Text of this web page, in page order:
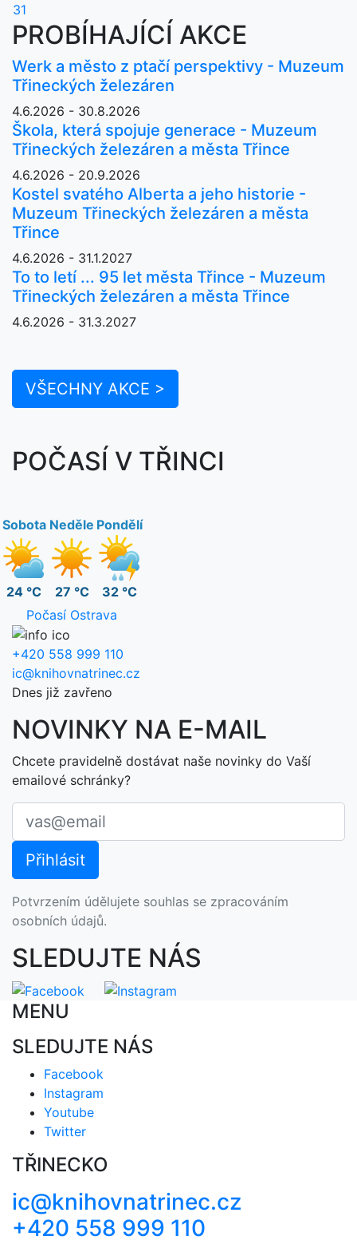
31
PROBÍHAJÍCÍ AKCE
Werk a město z ptačí perspektivy - Muzeum
Třineckých železáren
4.6.2026 - 30.8.2026
Škola, která spojuje generace - Muzeum
Třineckých železáren a města Třince
4.6.2026 - 20.9.2026
Kostel svatého Alberta a jeho historie -
Muzeum Třineckých železáren a města
Třince
4.6.2026 - 31.1.2027
To to letí ... 95 let města Třince - Muzeum
Třineckých železáren a města Třince
4.6.2026 - 31.3.2027
VŠECHNY AKCE >
POČASÍ V TŘINCI
Sobota
24 °C
Neděle
27 °C
Pondělí
32 °C
Počasí Ostrava
+420 558 999 110
ic@knihovnatrinec.cz
Dnes již zavřeno
NOVINKY NA E-MAIL
Chcete pravidelně dostávat naše novinky do Vaší
emailové schránky?
Potvrzením údělujete souhlas se zpracováním
osobních údajů.
SLEDUJTE NÁS
MENU
SLEDUJTE NÁS
Facebook
Instagram
Youtube
Twitter
TŘINECKO
ic@knihovnatrinec.cz
+420 558 999 110